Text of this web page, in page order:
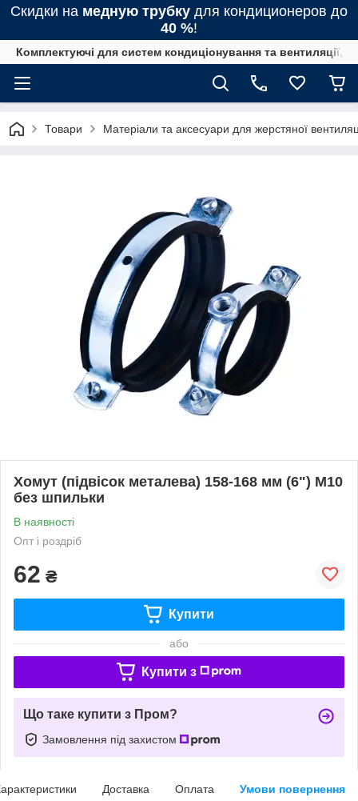
Скидки на медную трубку для кондиционеров до
40 %!
Комплектуючі для систем кондиціонування та вентиляції,
Товари Матеріали та аксесуари для жерстяної
Хомут (підвісок металева) 158-168 мм (6") М10
без шпильки
В наявності
Опт і роздріб
62 ₴
Купити
або
Купити з
Що таке купити з Пром?
Замовлення під захистом
Доставка Оплата Умови повернення